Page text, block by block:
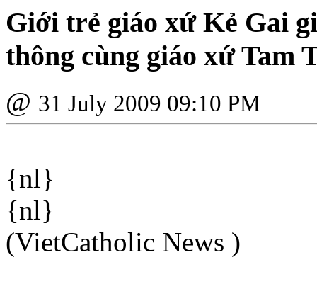
Giới trẻ giáo xứ Kẻ Gai
thông cùng giáo xứ Tam
@ 31 July 2009 09:10 PM
{nl}
{nl}
(VietCatholic News )